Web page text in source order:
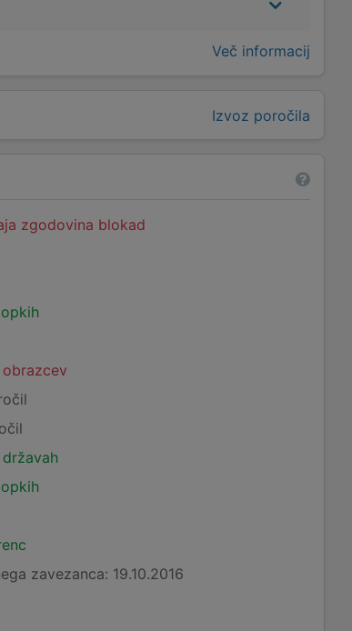
Izvoz poročila
Več informacij
zgodovina blokad
zavezanca: 19.10.2016